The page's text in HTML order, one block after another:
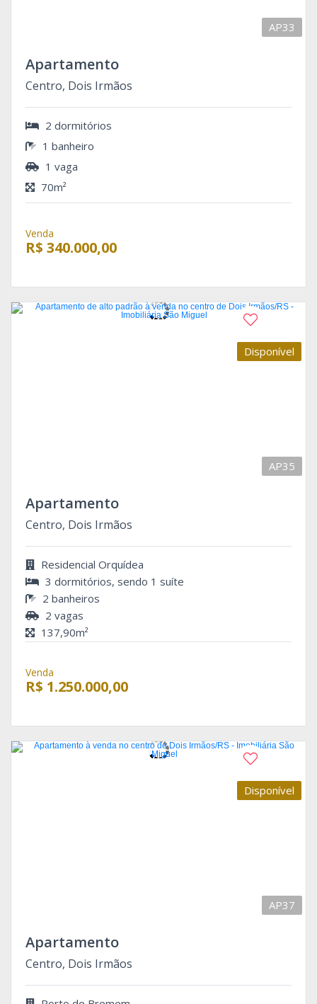
AP33
Apartamento
Centro, Dois Irmãos
2 dormitórios
1 banheiro
1 vaga
70m²
Venda
R$ 340.000,00
Disponível
AP35
Apartamento
Centro, Dois Irmãos
Residencial Orquídea
3 dormitórios, sendo 1 suíte
2 banheiros
2 vagas
137,90m²
Venda
R$ 1.250.000,00
Disponível
AP37
Apartamento
Centro, Dois Irmãos